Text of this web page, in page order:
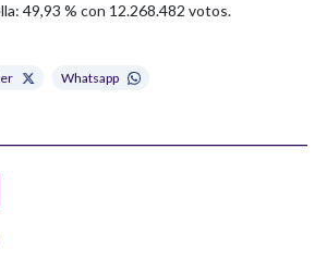
49,93 % con 12.268.482 votos.
Whatsapp